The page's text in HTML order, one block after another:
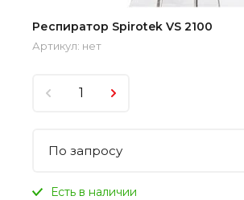
Респиратор Spirotek VS 2100
Артикул: нет
По запросу
Есть в наличии